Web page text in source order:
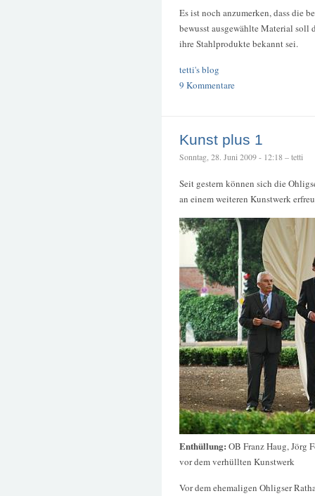
Es ist noch anzumerken, dass die
bewusst ausgewählte Material soll
ihre Stahlprodukte bekannt sei.
tetti's blog
9 Kommentare
Kunst plus 1
Sonntag, 28. Juni 2009 - 12:18 – tetti
Seit gestern können sich die
an einem weiteren Kunstwerk
Enthüllung: OB Franz Haug, Jörg
vor dem verhüllten Kunstwerk
Vor dem ehemaligen Ohligser